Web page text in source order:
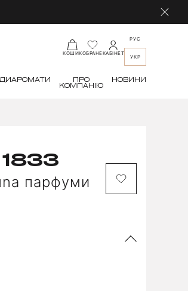
КОШИКОБРАНЕКАБІНЕТ
РУС
УКР
АРОМАТИ
ПРО
КОМПАНІЮ
НОВИНИ
парфуми